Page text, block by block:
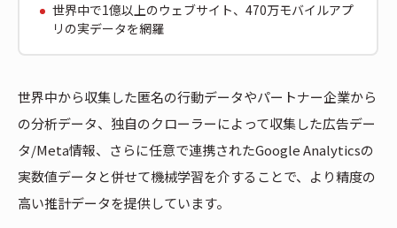
世界中で1億以上のウェブサイト、470万モバイルアプ
リの実データを網羅
世界中から収集した匿名の行動データやパートナー企業から
の分析データ、独自のクローラーによって収集した広告デー
タ/Meta情報、さらに任意で連携されたGoogle Analyticsの
実数値データと併せて機械学習を介することで、より精度の
高い推計データを提供しています。